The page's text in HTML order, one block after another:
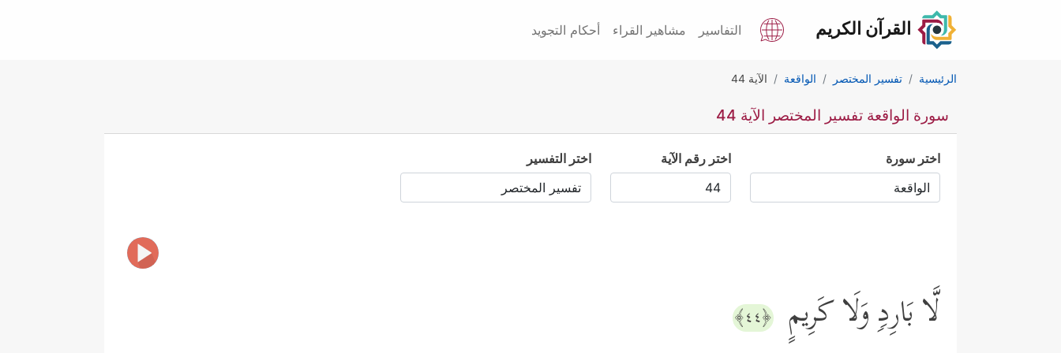
القرآن الكريم التفاسير مشاهير القراء أحكام التجويد
الرئيسية تفسير المختصر الواقعة الآية 44
سورة الواقعة تفسير المختصر الآية 44
اختر سورة اختر رقم الآية اختر التفسير
لَّا بَارِدࣲ وَلَا كَرِیمٍ ﴿٤٤﴾